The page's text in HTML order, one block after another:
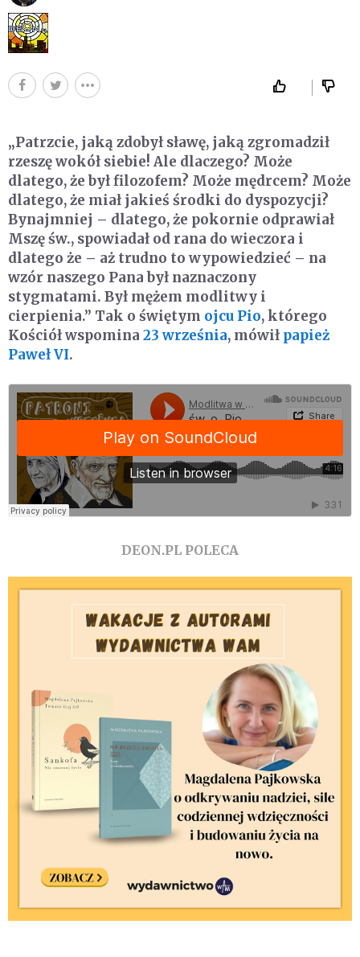
„Patrzcie, jaką zdobył sławę, jaką zgromadził
rzeszę wokół siebie! Ale dlaczego? Może
dlatego, że był filozofem? Może mędrcem? Może
dlatego, że miał jakieś środki do dyspozycji?
Bynajmniej – dlatego, że pokornie odprawiał
Mszę św., spowiadał od rana do wieczora i
dlatego że – aż trudno to wypowiedzieć – na
wzór naszego Pana był naznaczony
stygmatami. Był mężem modlitwy i
cierpienia.” Tak o świętym ojcu Pio, którego
Kościół wspomina 23 września, mówił papież
Paweł VI.
DEON.PL POLECA